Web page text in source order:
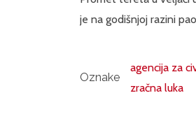
je na godišnjoj razini
Oznake
agencija za
zračna luka